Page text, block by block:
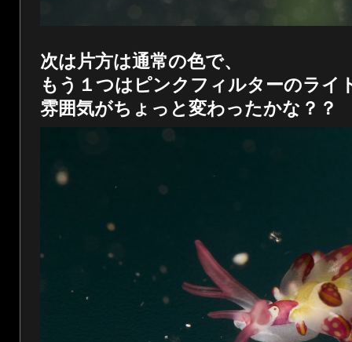
次は片方は通常の色で、
もう１つはピンクフィルターのライ
雰囲気がちょっと変わったかな？？